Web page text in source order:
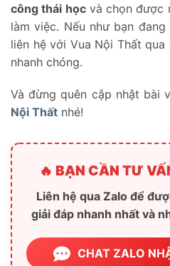
công thái họcvà chọn được
làm việc. Nếu như bạn
liên hệ với Vua Nội Thất
nhanh chóng.
Và đừng quên cập nhật bài
Nội Thất nhé!
🔥 BẠN CẦN TƯ
Liên hệ qua Zalo để
giải đáp nhanh nhất và
CHAT ZALO